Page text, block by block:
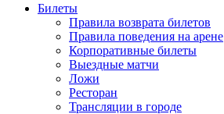
Билеты
Правила возврата билетов
Правила поведения на арене
Корпоративные билеты
Выездные матчи
Ложи
Ресторан
Трансляции в городе